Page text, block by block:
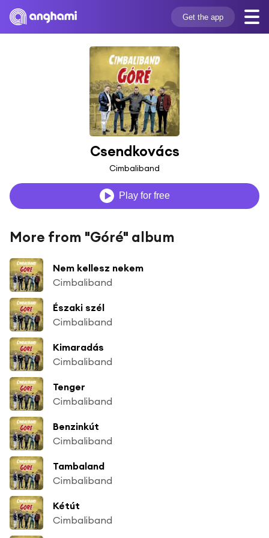
Get the app
Csendkovács
Cimbaliband
Play for free
More from "Góré" album
Nem kellesz nekem
Cimbaliband
Északi szél
Cimbaliband
Kimaradás
Cimbaliband
Tenger
Cimbaliband
Benzinkút
Cimbaliband
Tambaland
Cimbaliband
Kétút
Cimbaliband